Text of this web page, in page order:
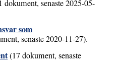
dokument, senaste 2025-05-
som
senaste 2020-11-27).
(17 dokument, senaste